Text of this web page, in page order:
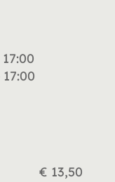
17:00
€ 13,50